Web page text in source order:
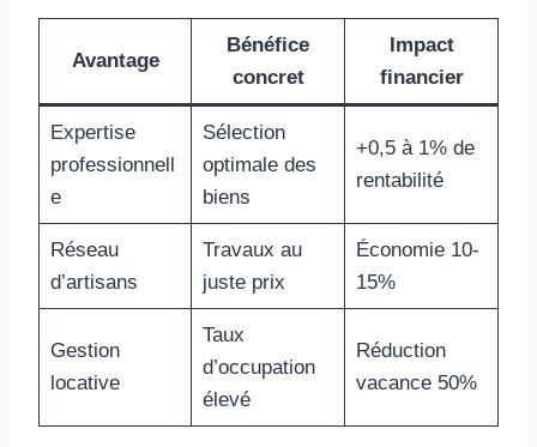
Avantage
Bénéfice
concret
Impact
financier
Expertise
professionnell
e
Sélection
optimale des
biens
+0,5 à 1% de
rentabilité
Réseau
d’artisans
Travaux au
juste prix
Économie 10-
15%
Gestion
locative
Taux
d’occupation
élevé
Réduction
vacance 50%